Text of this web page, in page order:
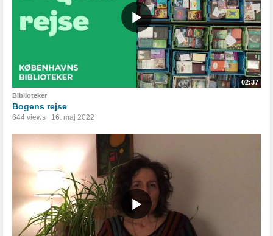
02:37
Biblioteker
Bogens rejse
644 views 16. maj 2022